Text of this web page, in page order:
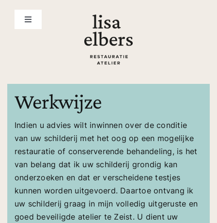
inhoud
Toggle
werkwijze
werkzaamheden
restauratie voorbeelden
diensten
Werkwijze
Indien u advies wilt inwinnen over de conditie
van uw schilderij met het oog op een mogelijke
restauratie of conserverende behandeling, is het
van belang dat ik uw schilderij grondig kan
onderzoeken en dat er verscheidene testjes
kunnen worden uitgevoerd. Daartoe ontvang ik
uw schilderij graag in mijn volledig uitgeruste en
goed beveiligde atelier te Zeist. U dient uw